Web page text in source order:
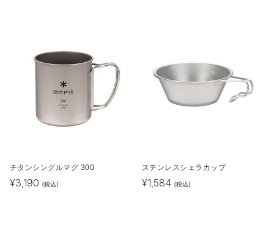
チタンシングルマグ 300
¥3,190 (税込)
ステンレスシェラカップ
¥1,584 (税込)